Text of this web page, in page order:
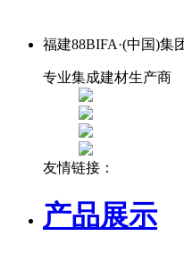
福建88BIFA·(中国)集
专业集成建材生产商
友情链接：
产品展示